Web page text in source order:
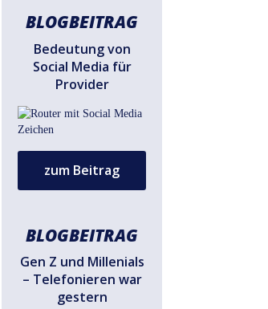
BLOGBEITRAG
Bedeutung von
Social Media für
Provider
zum Beitrag
BLOGBEITRAG
Gen Z und Millenials
– Telefonieren war
gestern